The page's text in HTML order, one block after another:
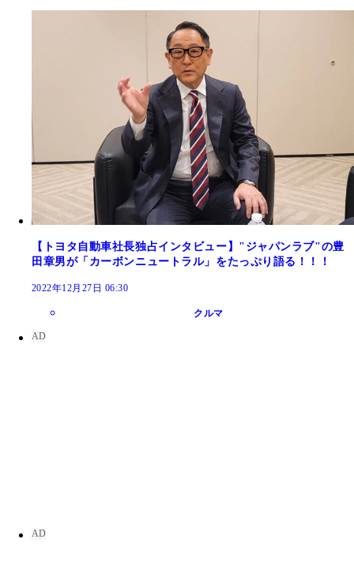
【トヨタ自動車社長独占インタビュー】"ジャパンラブ"の豊
田章男が「カーボンニュートラル」をたっぷり語る！！！
2022年12月27日 06:30
クルマ